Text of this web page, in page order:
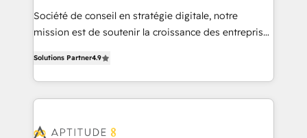
d’entreprise. Grâce à une méthodologie éprouvée
auprès de plus de 400 clients, nous comprenons
HubSpot dans votre organisation. Pour toute
question technique ou besoin de structuration de
votre projet HubSpot, contactez notre équipe pour
Société de conseil en stratégie digitale, notre
mission est de soutenir la croissance des entreprises
l'intégration CRM et le développement des revenus
auprès de vos comptes existants. En France et à
l'international, nous travaillons avec des ETI
delà d’une simple transformation digitale et des
Solutions Partner4.9